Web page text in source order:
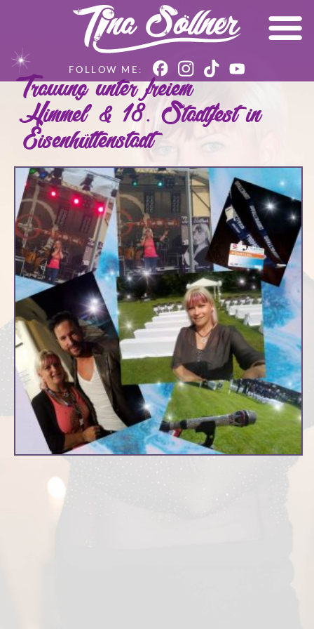
Trauung unter freiem
Himmel & 18. Stadtfest in
Eisenhüttenstadt